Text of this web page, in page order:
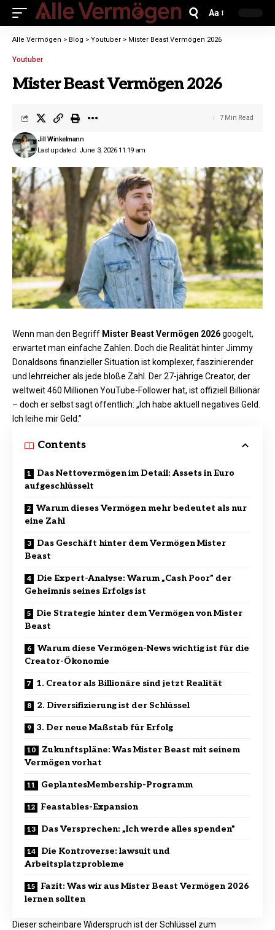
Aa
Alle Vermögen > Blog > Youtuber > Mister Beast Vermögen 2026
Youtuber
Mister Beast Vermögen 2026
Last updated: June 3, 2026 11:19 am
Jill Winkelmann
7 Min Read
Wenn man den Begriff Mister Beast Vermögen 2026googelt,
erwartet man einfache Zahlen. Doch die Realität hinter Jimmy
Donaldsons finanzieller Situation ist komplexer, faszinierender
und lehrreicher als jede bloße Zahl. Der 27-jährige Creator, der
weltweit 460 Millionen YouTube-Follower hat, ist offiziell Billionär
– doch er selbst sagt öffentlich: „Ich habe aktuell negatives Geld.
Ich leihe mir Geld.”
Contents
Das Nettovermögen im Detail: Assets in Euro
aufgeschlüsselt
Warum dieses Vermögen mehr bedeutet als nur
eine Zahl
Das Geschäft hinter dem Vermögen Mister
Beast
Die Expert-Analyse: Warum „Cash Poor” der
Geheimnis seines Erfolgs ist
Die Strategie hinter dem Vermögen von Mister
Beast
Warum diese Vermögen-News wichtig ist für die
Creator-Ökonomie
1. Creator als Billionäre sind jetzt Realität
2. Diversifizierung ist der Schlüssel
3. Der neue Maßstab für Erfolg
Zukunftspläne: Was Mister Beast mit seinem
Vermögen vorhat
GeplantesMembership-Programm
Feastables-Expansion
Das Versprechen: „Ich werde alles spenden”
Die Kontroverse: lawsuit und
Arbeitsplatzprobleme
Fazit: Was wir aus Mister Beast Vermögen 2026
lernen sollten
Dieser scheinbare Widerspruch ist der Schlüssel zum